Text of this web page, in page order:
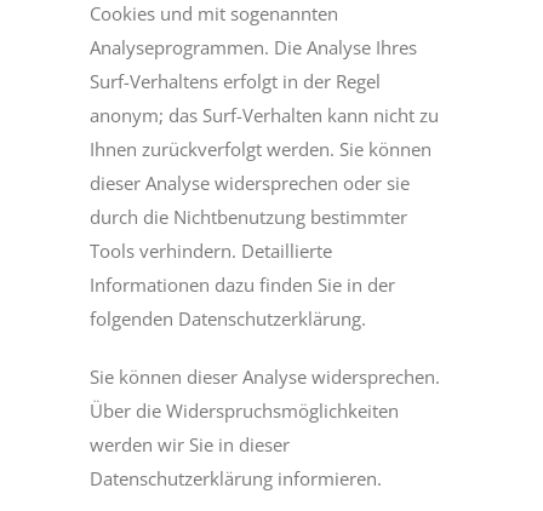
Cookies und mit sogenannten
Analyseprogrammen. Die Analyse Ihres
Surf-Verhaltens erfolgt in der Regel
anonym; das Surf-Verhalten kann nicht zu
Ihnen zurückverfolgt werden. Sie können
dieser Analyse widersprechen oder sie
durch die Nichtbenutzung bestimmter
Tools verhindern. Detaillierte
Informationen dazu finden Sie in der
folgenden Datenschutzerklärung.
Sie können dieser Analyse widersprechen.
Über die Widerspruchsmöglichkeiten
werden wir Sie in dieser
Datenschutzerklärung informieren.